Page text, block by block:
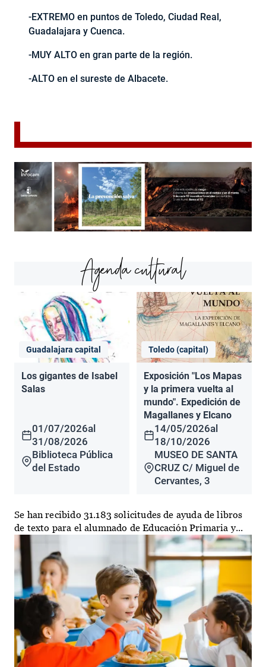
-EXTREMO en puntos de Toledo, Ciudad Real,
Guadalajara y Cuenca.
-MUY ALTO en gran parte de la región.
-ALTO en el sureste de Albacete.
Agenda cultural
Guadalajara capital
Los gigantes de Isabel
Salas
01/07/2026al
31/08/2026
Biblioteca Pública
del Estado
Toledo (capital)
Exposición "Los Mapas
y la primera vuelta al
mundo". Expedición de
Magallanes y Elcano
14/05/2026al
18/10/2026
MUSEO DE SANTA
CRUZ C/ Miguel de
Cervantes, 3
Se han recibido 31.183 solicitudes de ayuda de libros
de texto para el alumnado de Educación Primaria y...